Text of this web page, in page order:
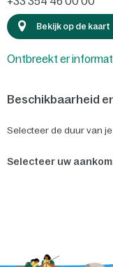
Bekijk op de kaart
Ontbreekt er
Beschikbaarheid
Selecteer de duur van je
Selecteer uw